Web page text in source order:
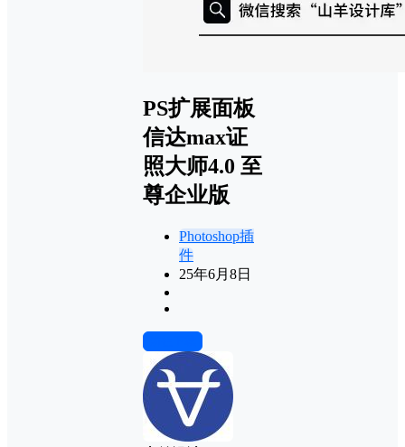
PS扩展面板
信达max证
照大师4.0 至
尊企业版
Photoshop插
件
25年6月8日